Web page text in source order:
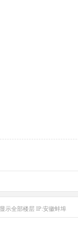
显示全部楼层 IP:安徽蚌埠